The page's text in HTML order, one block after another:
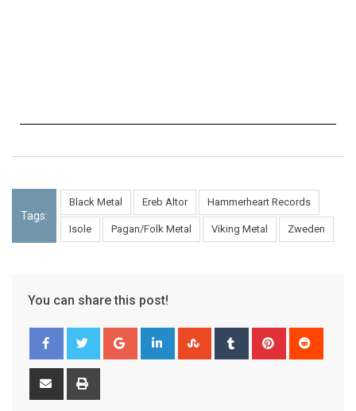
Tags:
Black Metal Ereb Altor Hammerheart Records
Isole Pagan/Folk Metal Viking Metal Zweden
You can share this post!